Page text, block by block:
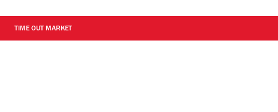
TIME OUT MARKET